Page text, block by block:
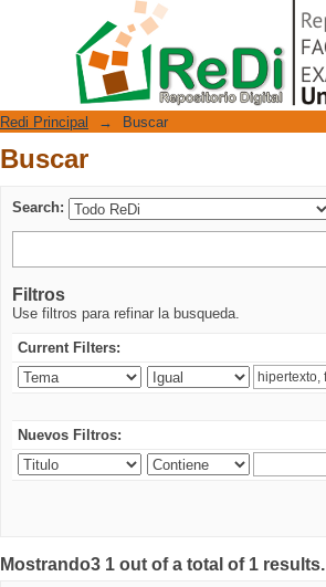
Repositorio Digital
Redi Principal → Buscar
Buscar
Search:
Filtros
Use filtros para refinar la busqueda.
Current Filters:
Nuevos Filtros:
Mostrando3 1 out of a total of 1 results.